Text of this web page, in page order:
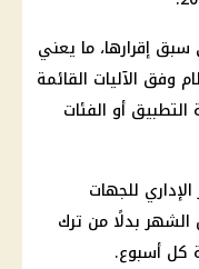
إقرارها، ما يعني
وفق الآليات القائمة
أو الفئات
للجهات
بدلًا من ترك
كل أسبوع.